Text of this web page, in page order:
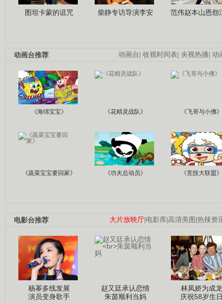
图坦卡蒙的诅咒 柴静专访导演李安 范伟赵本山恩怨
动画台| 收视时间表| 央视热播| 动
动画台推荐
《海绵宝宝》 《花精灵战队》 《飞哥与小佛》
《蔬菜宝宝要回家》 《功夫总动员》 《竞技大联盟》
大片放映厅|电影库|高清美图 |热辣资
电影台推荐
杨幂多线发展
演员变身歌手
赵又廷承认恋情
朱茵顺利当妈
林凤娇为成龙
庆祝58岁生